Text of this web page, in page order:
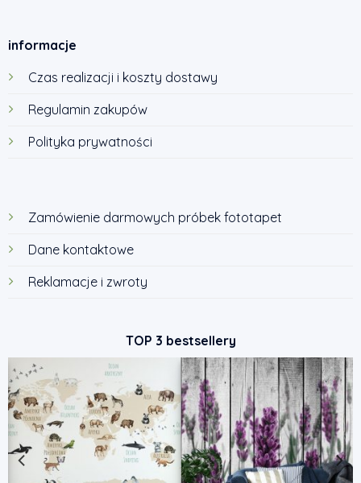
informacje
Czas realizacji i koszty dostawy
Regulamin zakupów
Polityka prywatności
Zamówienie darmowych próbek fototapet
Dane kontaktowe
Reklamacje i zwroty
TOP 3 bestsellery